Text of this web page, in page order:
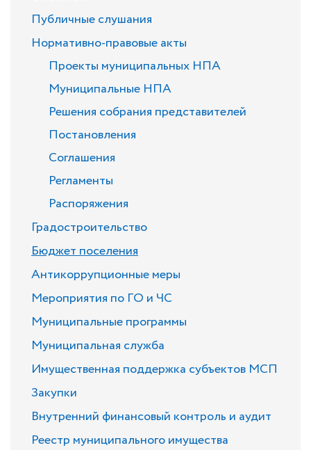
Публичные слушания
Нормативно-правовые акты
Проекты муниципальных НПА
Муниципальные НПА
Решения собрания представителей
Постановления
Соглашения
Регламенты
Распоряжения
Градостроительство
Бюджет поселения
Антикоррупционные меры
Мероприятия по ГО и ЧС
Муниципальные программы
Муниципальная служба
Имущественная поддержка субъектов МСП
Закупки
Внутренний финансовый контроль и аудит
Реестр муниципального имущества